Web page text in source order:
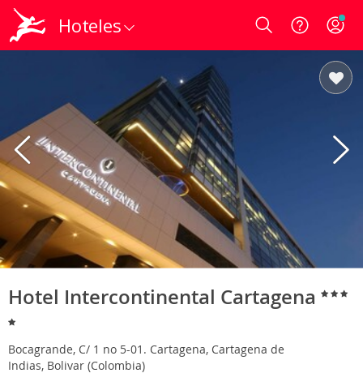
Hoteles Login
Hotel Intercontinental Cartagena
Bocagrande, C/ 1 no 5-01. Cartagena, Cartagena de
Indias, Bolivar (Colombia)